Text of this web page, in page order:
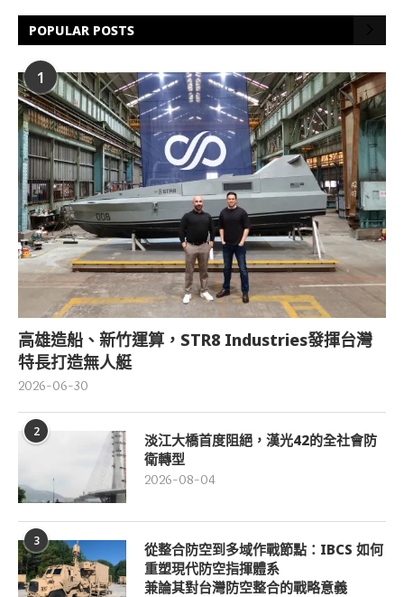
POPULAR POSTS
1
高雄造船、新竹運算，STR8 Industries發揮台灣
特長打造無人艇
2026-06-30
2
淡江大橋首度阻絕，漢光42的全社會防
衛轉型
2026-08-04
3
從整合防空到多域作戰節點：IBCS 如何
重塑現代防空指揮體系
兼論其對台灣防空整合的戰略意義